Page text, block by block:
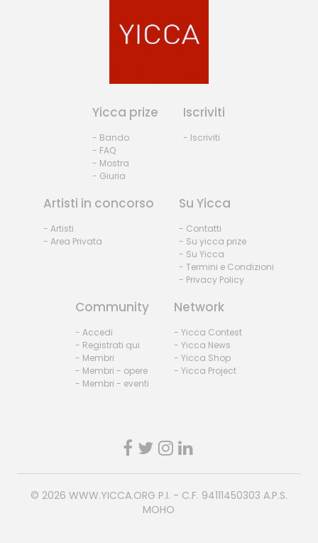
Yicca prize
- Bando
- FAQ
- Mostra
- Giuria
Iscriviti
- Iscriviti
Artisti in concorso
- Artisti
- Area Privata
Su Yicca
- Contatti
- Su yicca prize
- Su Yicca
- Termini e Condizioni
- Privacy Policy
Community
- Accedi
- Registrati qui
- Membri
- Membri - opere
- Membri - eventi
Network
- Yicca Contest
- Yicca News
- Yicca Shop
- Yicca Project
© 2026 WWW.YICCA.ORG P.I. - C.F. 94111450303 A.P.S.
MOHO